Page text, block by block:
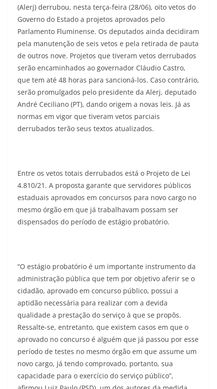
(Alerj) derrubou, nesta terça-feira (28/06), oito vetos do
Governo do Estado a projetos aprovados pelo
Parlamento Fluminense. Os deputados ainda decidiram
pela manutenção de seis vetos e pela retirada de pauta
de outros nove. Projetos que tiveram vetos derrubados
serão encaminhados ao governador Cláudio Castro,
que tem até 48 horas para sancioná-los. Caso contrário,
serão promulgados pelo presidente da Alerj, deputado
André Ceciliano (PT), dando origem a novas leis. Já as
normas em vigor que tiveram vetos parciais
derrubados terão seus textos atualizados.
Entre os vetos totais derrubados está o Projeto de Lei
4.810/21. A proposta garante que servidores públicos
estaduais aprovados em concursos para novo cargo no
mesmo órgão em que já trabalhavam possam ser
dispensados do período de estágio probatório.
“O estágio probatório é um importante instrumento da
administração pública que tem por objetivo aferir se o
cidadão, aprovado em concurso público, possui a
aptidão necessária para realizar com a devida
qualidade a prestação do serviço à que se propôs.
Ressalte-se, entretanto, que existem casos em que o
aprovado no concurso é alguém que já passou por esse
período de testes no mesmo órgão em que assume um
novo cargo, já tendo comprovado, portanto, sua
capacidade para o exercício do serviço público”,